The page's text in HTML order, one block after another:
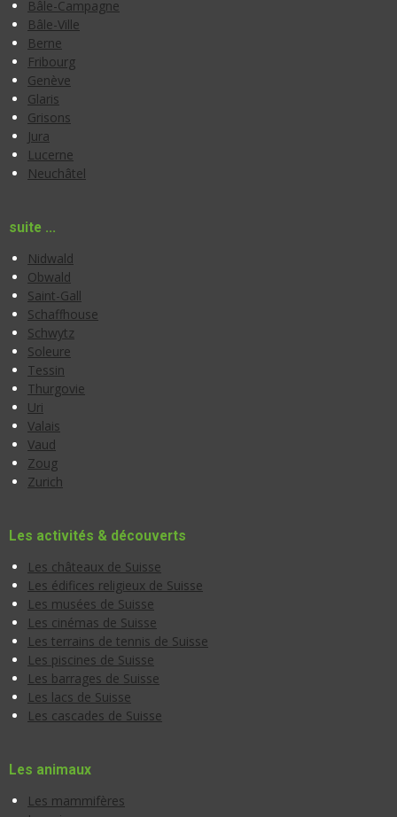
Bâle-Campagne
Bâle-Ville
Berne
Fribourg
Genève
Glaris
Grisons
Jura
Lucerne
Neuchâtel
suite ...
Nidwald
Obwald
Saint-Gall
Schaffhouse
Schwytz
Soleure
Tessin
Thurgovie
Uri
Valais
Vaud
Zoug
Zurich
Les activités & découverts
Les châteaux de Suisse
Les édifices religieux de Suisse
Les musées de Suisse
Les cinémas de Suisse
Les terrains de tennis de Suisse
Les piscines de Suisse
Les barrages de Suisse
Les lacs de Suisse
Les cascades de Suisse
Les animaux
Les mammifères